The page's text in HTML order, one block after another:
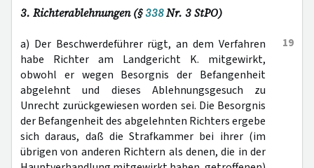
3. Richterablehnungen (§338Nr. 3 StPO)
19
a) Der Beschwerdeführer rügt, an dem Verfahren
habe Richter am Landgericht K. mitgewirkt,
obwohl er wegen Besorgnis der Befangenheit
abgelehnt und dieses Ablehnungsgesuch zu
Unrecht zurückgewiesen worden sei. Die Besorgnis
der Befangenheit des abgelehnten Richters ergebe
sich daraus, daß die Strafkammer bei ihrer (im
übrigen von anderen Richtern als denen, die in der